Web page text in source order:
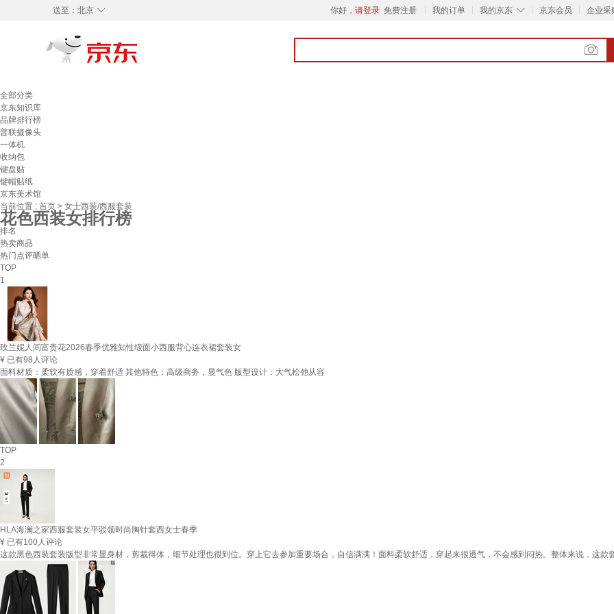
◇
送至： 北京 你好， 请登录 免费注册 我的订单 ◇
我的京东 京东会员 企业采
全部分类
京东知识库
品牌排行榜
普联摄像头
一体机
收纳包
键盘贴
键帽贴纸
京东美术馆
当前位置 : 首页 > 女士西装/西服套装
花色西装女排行榜
排名
热卖商品
热门点评晒单
TOP
1
玫兰妮人间富贵花2026春季优雅知性缎面小西服背心连衣裙套装女
¥ 已有98人评论
面料材质：柔软有质感，穿着舒适 其他特色：高级商务，显气色 版型设计：大气松弛从容
TOP
2
HLA海澜之家西服套装女平驳领时尚胸针套西女士春季
¥ 已有100人评论
这款黑色西装套装版型非常显身材，剪裁得体，细节处理也很到位。穿上它去参加重要场合，自信满满！面料柔软舒适，穿起来很透气，不会感到闷热。整体来说，这款